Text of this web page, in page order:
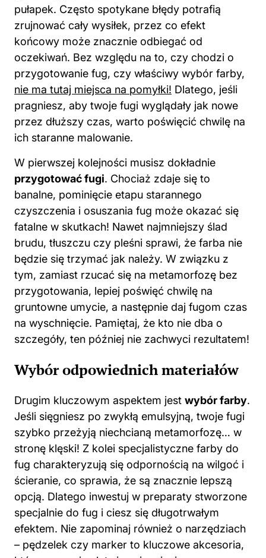
pułapek. Często spotykane błędy potrafią
zrujnować cały wysiłek, przez co efekt
końcowy może znacznie odbiegać od
oczekiwań. Bez względu na to, czy chodzi o
przygotowanie fug, czy właściwy wybór farby,
nie ma tutaj miejsca na pomyłki! Dlatego, jeśli
pragniesz, aby twoje fugi wyglądały jak nowe
przez dłuższy czas, warto poświęcić chwilę na
ich staranne malowanie.
W pierwszej kolejności musisz dokładnie
przygotować fugi. Chociaż zdaje się to
banalne, pominięcie etapu starannego
czyszczenia i osuszania fug może okazać się
fatalne w skutkach! Nawet najmniejszy ślad
brudu, tłuszczu czy pleśni sprawi, że farba nie
będzie się trzymać jak należy. W związku z
tym, zamiast rzucać się na metamorfozę bez
przygotowania, lepiej poświęć chwilę na
gruntowne umycie, a następnie daj fugom czas
na wyschnięcie. Pamiętaj, że kto nie dba o
szczegóły, ten później nie zachwyci rezultatem!
Wybór odpowiednich materiałów
Drugim kluczowym aspektem jest wybór farby.
Jeśli sięgniesz po zwykłą emulsyjną, twoje fugi
szybko przeżyją niechcianą metamorfozę… w
stronę klęski! Z kolei specjalistyczne farby do
fug charakteryzują się odpornością na wilgoć i
ścieranie, co sprawia, że są znacznie lepszą
opcją. Dlatego inwestuj w preparaty stworzone
specjalnie do fug i ciesz się długotrwałym
efektem. Nie zapominaj również o narzędziach
– pędzelek czy marker to kluczowe akcesoria,